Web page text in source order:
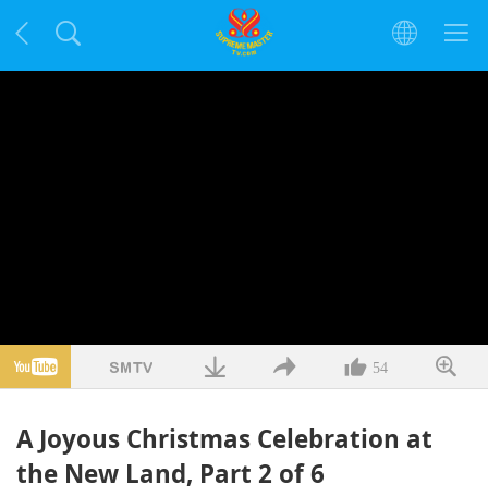
54
A Joyous Christmas Celebration at
the New Land, Part 2 of 6